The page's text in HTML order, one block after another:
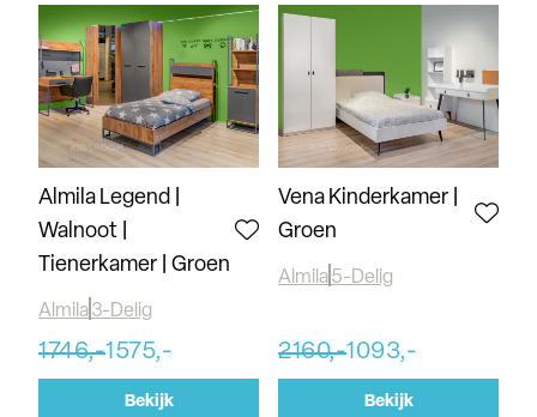
Almila Legend |
Walnoot |
Tienerkamer | Groen
Almila 3-Delig
1746,-1575,-
Bekijk
Vena Kinderkamer |
Groen
Almila 5-Delig
2160,-1093,-
Bekijk